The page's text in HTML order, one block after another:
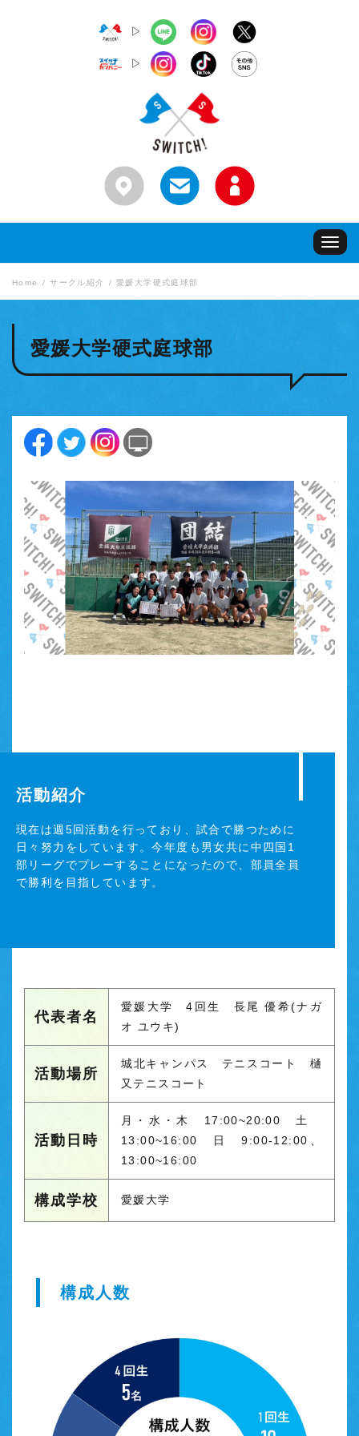
▷
▷
Toggle
Home サークル紹介 愛媛大学硬式庭球部
愛媛大学硬式庭球部
活動紹介
現在は週5回活動を行っており、試合で勝つために
日々努力をしています。今年度も男女共に中四国1
部リーグでプレーすることになったので、部員全員
で勝利を目指しています。
代表者名
愛媛大学 4回生 長尾 優希(ナガ
オ ユウキ)
活動場所
城北キャンパス テニスコート 樋
又テニスコート
活動日時
月・水・木 17:00~20:00 土
13:00~16:00 日 9:00-12:00、
13:00~16:00
構成学校 愛媛大学
構成人数